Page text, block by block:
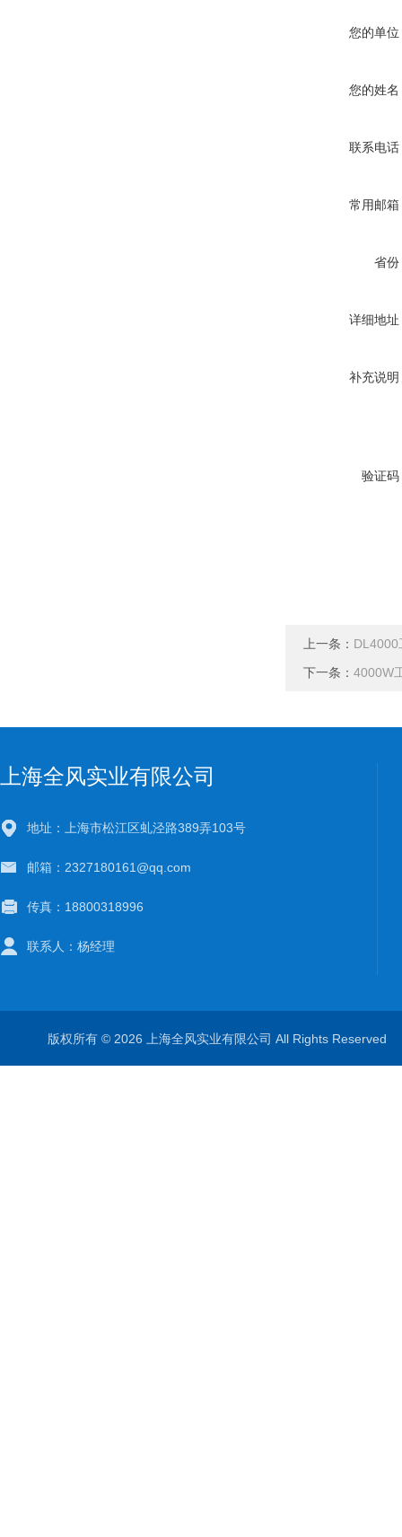
您的单位
您的姓名
联系电话
常用邮箱
省份
详细地址
补充说明
验证码
上一条： DL4000
下一条： 4000W
上海全风实业有限公司
地址：上海市松江区虬泾路389弄103号
邮箱：2327180161@qq.com
传真：18800318996
联系人：杨经理
版权所有 © 2026 上海全风实业有限公司 All Rights